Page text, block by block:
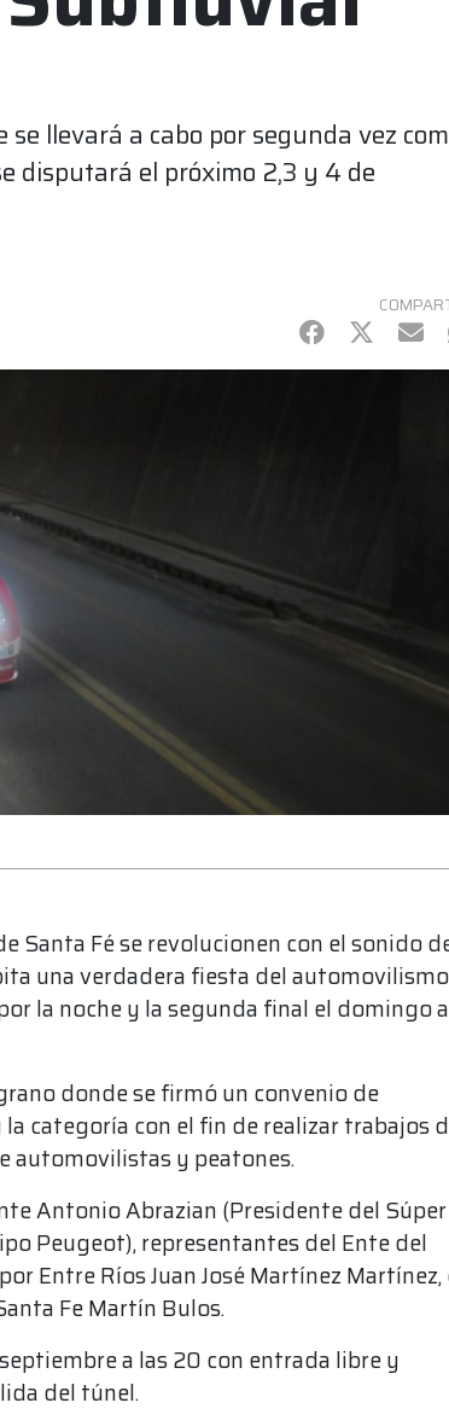
llevará a cabo por segunda vez
disputará el próximo 2,3 y 4 de
Facebook
Twitter
mail
Santa Fé se revolucionen con el sonido
una verdadera fiesta del automovilismo
la noche y la segunda final el domingo
donde se firmó un convenio de
categoría con el fin de realizar trabajos
automovilistas y peatones.
Antonio Abrazian (Presidente del Súper
Peugeot), representantes del Ente del
Entre Ríos Juan José Martínez Martínez,
Fe Martín Bulos.
a las 20 con entrada libre y
del túnel.